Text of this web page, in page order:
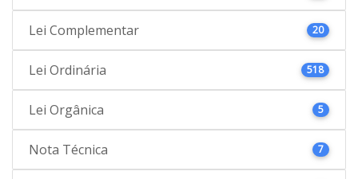
Lei Complementar 20
Lei Ordinária 518
Lei Orgânica 5
Nota Técnica 7